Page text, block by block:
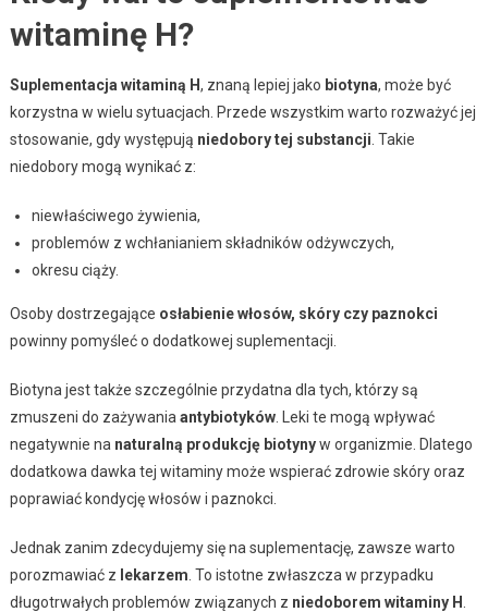
witaminę H?
Suplementacja witaminą H, znaną lepiej jako biotyna, może być
korzystna w wielu sytuacjach. Przede wszystkim warto rozważyć jej
stosowanie, gdy występują niedobory tej substancji . Takie
niedobory mogą wynikać z:
niewłaściwego żywienia,
problemów z wchłanianiem składników odżywczych,
okresu ciąży.
Osoby dostrzegające osłabienie włosów, skóry czy paznokci
powinny pomyśleć o dodatkowej suplementacji.
Biotyna jest także szczególnie przydatna dla tych, którzy są
zmuszeni do zażywania antybiotyków. Leki te mogą wpływać
negatywnie na naturalną produkcję biotynyw organizmie. Dlatego
dodatkowa dawka tej witaminy może wspierać zdrowie skóry oraz
poprawiać kondycję włosów i paznokci.
Jednak zanim zdecydujemy się na suplementację, zawsze warto
porozmawiać z lekarzem . To istotne zwłaszcza w przypadku
długotrwałych problemów związanych z niedoborem witaminy H